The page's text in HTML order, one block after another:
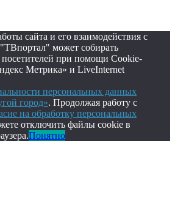
сайта и его взаимодействия с
может собирать
при помощи Cookie-
Метрика» и LiveInternet
персональных данных
город». Продолжая работу с
на обработку персональных
отключить файлы cookie в
Понятно